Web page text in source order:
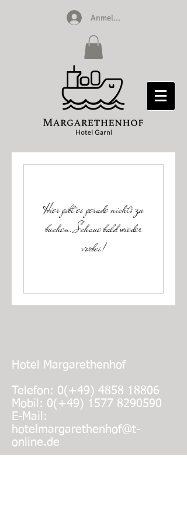
Anmelden
Hier gibt es gerade nichts zu
buchen. Schaue bald wieder
vorbei!
Hotel Margarethenhof
Telefon: 0(+49) 4858 18806
Mobil: 0(+49) 1577 8290590
E-Mail:
hotelmargarethenhof@t-
online.de